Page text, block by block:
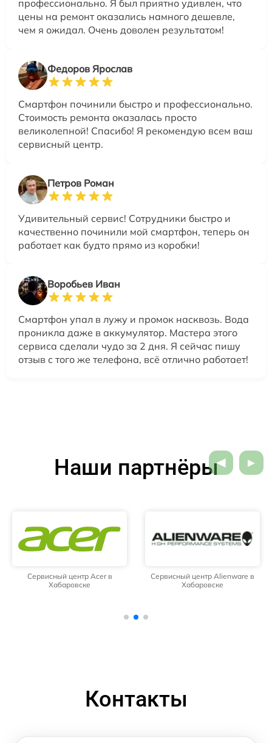
профессионально. Я был приятно удивлен, что
цены на ремонт оказались намного дешевле,
чем я ожидал. Очень доволен результатом!
Федоров Ярослав
Смартфон починили быстро и профессионально.
Стоимость ремонта оказалась просто
великолепной! Спасибо! Я рекомендую всем ваш
сервисный центр.
Петров Роман
Удивительный сервис! Сотрудники быстро и
качественно починили мой смартфон, теперь он
работает как будто прямо из коробки!
Воробьев Иван
Смартфон упал в лужу и промок насквозь. Вода
проникла даже в аккумулятор. Мастера этого
сервиса сделали чудо за 2 дня. Я сейчас пишу
отзыв с того же телефона, всё отлично работает!
Наши партнёры
Сервисный центр Acer в
Хабаровске
Сервисный центр Alienware в
Хабаровске
Контакты